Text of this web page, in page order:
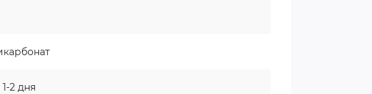
2 дня